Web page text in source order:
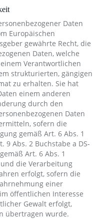
Daten
Europäischen
gewährte Recht, die
Daten, welche
Verantwortlichen
strukturierten, gängigen
zu erhalten. Sie hat
einem anderen
durch den
Daten
sofern die
gemäß Art. 6 Abs. 1
9 Abs. 2 Buchstabe a DS-
Art. 6 Abs. 1
die Verarbeitung
erfolgt, sofern die
einer
öffentlichen Interesse
Gewalt erfolgt,
übertragen wurde.